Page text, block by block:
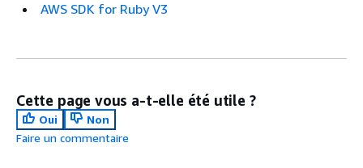
AWS SDK for Ruby V3
Cette page vous a-t-elle été utile ?
Oui
Non
Faire un commentaire